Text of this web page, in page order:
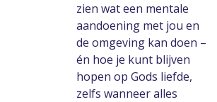
zien wat een mentale
aandoening met jou en
de omgeving kan doen –
én hoe je kunt blijven
hopen op Gods liefde,
zelfs wanneer alles